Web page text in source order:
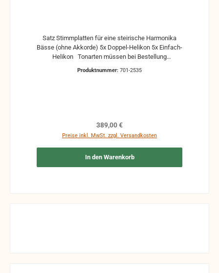
Satz Stimmplatten für eine steirische Harmonika
Bässe (ohne Akkorde) 5x Doppel-Helikon 5x Einfach-
Helikon Tonarten müssen bei Bestellung
Produktnummer: 701-2535
Regulärer Preis:
389,00 €
Preise inkl. MwSt. zzgl. Versandkosten
In den Warenkorb